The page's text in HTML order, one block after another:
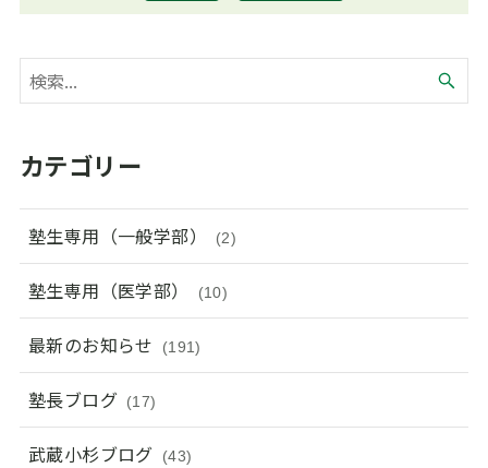
カテゴリー
塾生専用（一般学部） (2)
塾生専用（医学部） (10)
最新のお知らせ (191)
塾長ブログ (17)
武蔵小杉ブログ (43)